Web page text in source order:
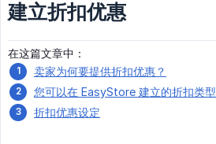
建立折扣优惠
在这篇文章中：
卖家为何要提供折扣优惠？
您可以在 EasyStore 建立的折扣类型
折扣优惠设定